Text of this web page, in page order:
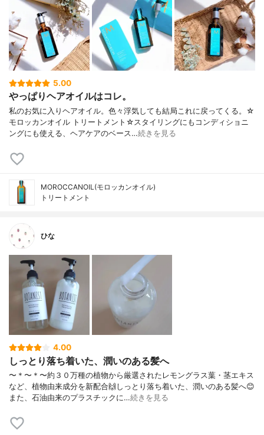
5.00
やっぱりヘアオイルはコレ。
私のお気に入りヘアオイル。色々浮気しても結局これに戻ってくる。☆
モロッカンオイル トリートメント☆スタイリングにもコンディショニ
ングにも使える、ヘアケアのベース…続きを見る
MOROCCANOIL(モロッカンオイル)
トリートメント
ひな
4.00
しっとり落ち着いた、潤いのある髪へ
〜＊〜＊〜約３０万種の植物から厳選されたレモングラス葉・茎エキス
など、植物由来成分を新配合🙌しっとり落ち着いた、潤いのある髪へ😊
また、石油由来のプラスチックに…続きを見る